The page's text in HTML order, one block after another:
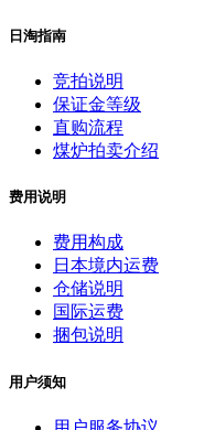
日淘指南
竞拍说明
保证金等级
直购流程
煤炉拍卖介绍
费用说明
费用构成
日本境内运费
仓储说明
国际运费
捆包说明
用户须知